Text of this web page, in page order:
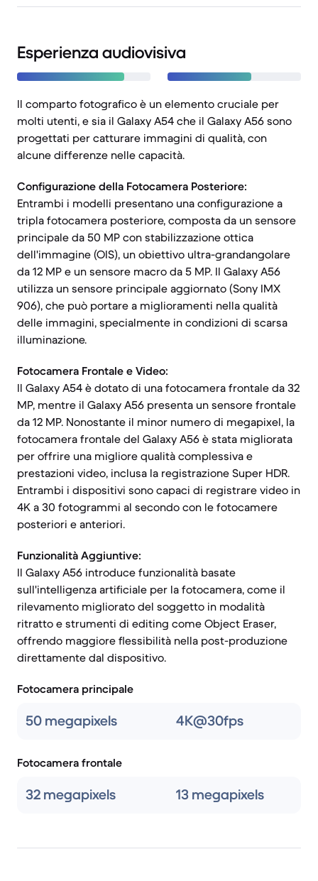
Esperienza audiovisiva
Il comparto fotografico è un elemento cruciale per
molti utenti, e sia il Galaxy A54 che il Galaxy A56 sono
progettati per catturare immagini di qualità, con
alcune differenze nelle capacità.
Configurazione della Fotocamera Posteriore:
Entrambi i modelli presentano una configurazione a
tripla fotocamera posteriore, composta da un sensore
principale da 50 MP con stabilizzazione ottica
dell'immagine (OIS), un obiettivo ultra-grandangolare
da 12 MP e un sensore macro da 5 MP. Il Galaxy A56
utilizza un sensore principale aggiornato (Sony IMX
906), che può portare a miglioramenti nella qualità
delle immagini, specialmente in condizioni di scarsa
illuminazione.
Fotocamera Frontale e Video:
Il Galaxy A54 è dotato di una fotocamera frontale da 32
MP, mentre il Galaxy A56 presenta un sensore frontale
da 12 MP. Nonostante il minor numero di megapixel, la
fotocamera frontale del Galaxy A56 è stata migliorata
per offrire una migliore qualità complessiva e
prestazioni video, inclusa la registrazione Super HDR.
Entrambi i dispositivi sono capaci di registrare video in
4K a 30 fotogrammi al secondo con le fotocamere
posteriori e anteriori.
Funzionalità Aggiuntive:
Il Galaxy A56 introduce funzionalità basate
sull'intelligenza artificiale per la fotocamera, come il
rilevamento migliorato del soggetto in modalità
ritratto e strumenti di editing come Object Eraser,
offrendo maggiore flessibilità nella post-produzione
direttamente dal dispositivo.
Fotocamera principale
50 megapixels 4K@30fps
Fotocamera frontale
32 megapixels 13 megapixels